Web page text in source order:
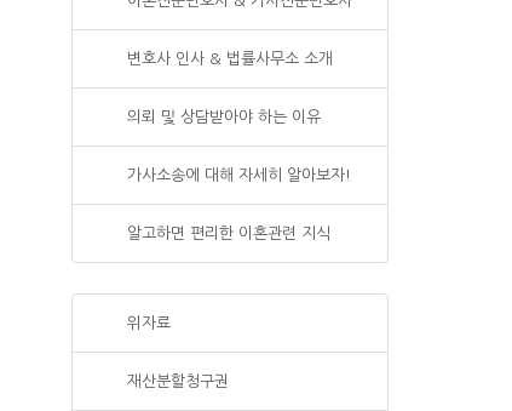
변호사 인사 & 법률사무소 소개
의뢰 및 상담받아야 하는 이유
가사소송에 대해 자세히 알아보자!
알고하면 편리한 이혼관련 지식
위자료
재산분할청구권